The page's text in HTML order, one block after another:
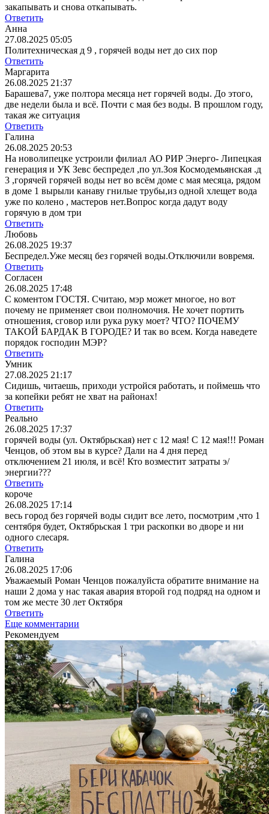
закапывать и снова откапывать.
Ответить
Анна
27.08.2025 05:05
Политехническая д 9 , горячей воды нет до сих пор
Ответить
Маргарита
26.08.2025 21:37
Барашева7, уже полтора месяца нет горячей воды. До этого,
две недели была и всё. Почти с мая без воды. В прошлом году,
такая же ситуация
Ответить
Галина
26.08.2025 20:53
На новолипецке устроили филиал АО РИР Энерго- Липецкая
генерация и УК Зевс беспредел ,по ул.Зоя Космодемьянская .д
3 ,горячей горячей воды нет во всём доме с мая месяца, рядом
в доме 1 вырыли канаву гнилые трубы,из одной хлещет вода
уже по колено , мастеров нет.Вопрос когда дадут воду
горячую в дом три
Ответить
Любовь
26.08.2025 19:37
Беспредел.Уже месяц без горячей воды.Отключили вовремя.
Ответить
Согласен
26.08.2025 17:48
С коментом ГОСТЯ. Считаю, мэр может многое, но вот
почему не применяет свои полномочия. Не хочет портить
отношения, сговор или рука руку моет? ЧТО? ПОЧЕМУ
ТАКОЙ БАРДАК В ГОРОДЕ? И так во всем. Когда наведете
порядок господин МЭР?
Ответить
Умник
27.08.2025 21:17
Сидишь, читаешь, приходи устройся работать, и поймешь что
за копейки ребят не хват на районах!
Ответить
Реально
26.08.2025 17:37
горячей воды (ул. Октябрьская) нет с 12 мая! С 12 мая!!! Роман
Ченцов, об этом вы в курсе? Дали на 4 дня перед
отключением 21 июля, и всё! Кто возместит затраты э/
энергии???
Ответить
короче
26.08.2025 17:14
весь город без горячей воды сидит все лето, посмотрим ,что 1
сентября будет, Октябрьская 1 три раскопки во дворе и ни
одного слесаря.
Ответить
Галина
26.08.2025 17:06
Уважаемый Роман Ченцов пожалуйста обратите внимание на
наши 2 дома у нас такая авария второй год подряд на одном и
том же месте 30 лет Октября
Ответить
Еще комментарии
Рекомендуем